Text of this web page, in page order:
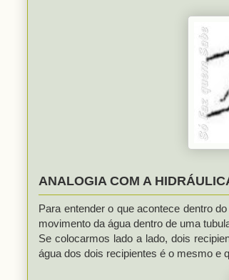
ANALOGIA COM A
Para entender o que acontece dentro
movimento da água dentro de uma
Se colocarmos lado a lado, dois
água dos dois recipientes é o mesmo e